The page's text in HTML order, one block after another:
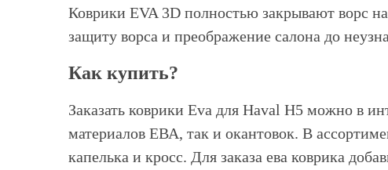
Коврики EVA 3D полностью закрывают ворс
защиту ворса и преображение салона до
Как купить?
Заказать коврики Eva для Haval H5 можно в
материалов ЕВА, так и окантовок. В
капелька и кросс. Для заказа ева коврика